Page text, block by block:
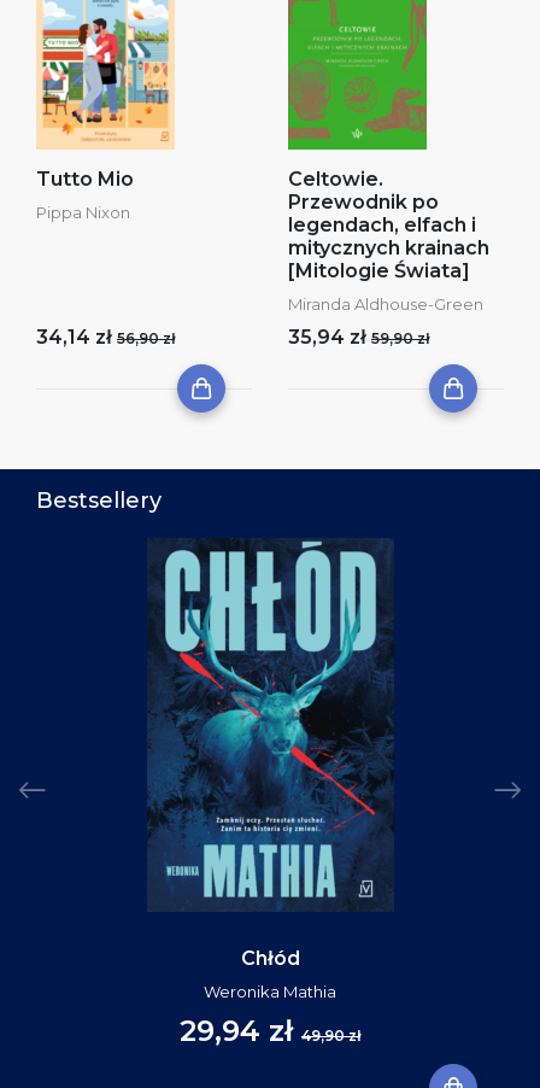
Tutto Mio
Pippa Nixon
34,14 zł 56,90 zł
Celtowie.
Przewodnik po
legendach, elfach i
mitycznych krainach
[Mitologie Świata]
Miranda Aldhouse-Green
35,94 zł 59,90 zł
Bestsellery
Chłód
Weronika Mathia
29,94 zł 49,90 zł